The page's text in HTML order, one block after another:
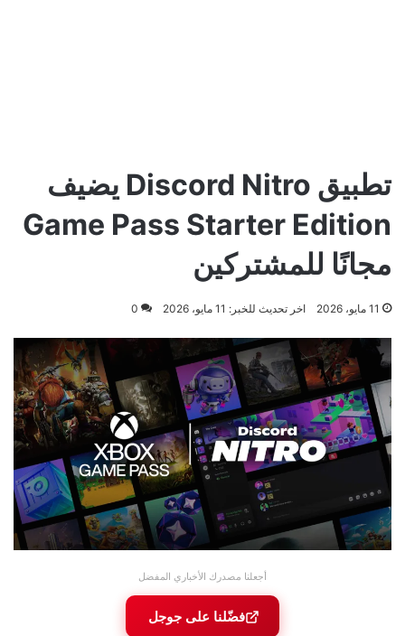
تطبيق Discord Nitro يضيف
Game Pass Starter Edition
مجانًا للمشتركين
11 مايو، 2026 اخر تحديث للخبر: 11 مايو، 2026 0
أجعلنا مصدرك الأخباري المفضل
فضّلنا على جوجل